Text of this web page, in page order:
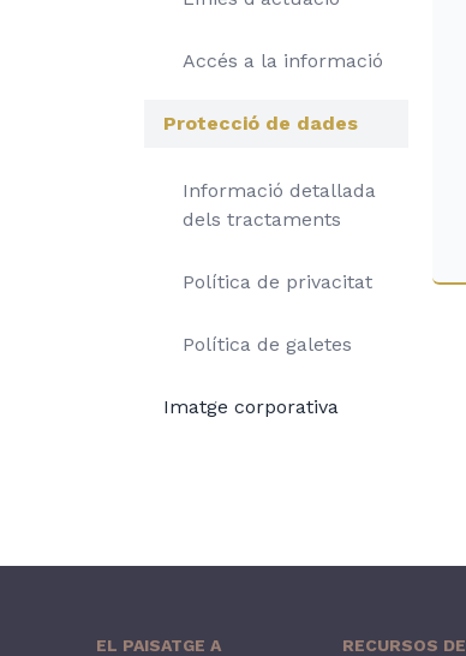
Accés a la informació
Protecció de dades
Informació detallada
dels tractaments
Política de privacitat
Política de galetes
Imatge corporativa
EL PAISATGE A
RECURSOS DE